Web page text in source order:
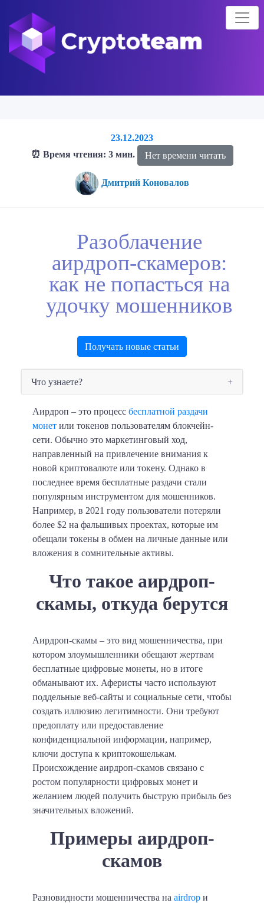
23.12.2023
⏰ Время чтения: 3 мин.
Нет времени читать
Дмитрий Коновалов
аирдроп-скамеров: как не попасться на удочку мошенников
Разоблачение
аирдроп-скамеров:
как не попасться на
удочку мошенников
Получать новые статьи
Что узнаете?
Аирдроп – это процесс бесплатной раздачи
монет или токенов пользователям блокчейн-
сети. Обычно это маркетинговый ход,
направленный на привлечение внимания к
новой криптовалюте или токену. Однако в
последнее время бесплатные раздачи стали
популярным инструментом для мошенников.
Например, в 2021 году пользователи потеряли
более $2 на фальшивых проектах, которые им
обещали токены в обмен на личные данные или
вложения в сомнительные активы.
Что такое аирдроп-
скамы, откуда берутся
Аирдроп-скамы – это вид мошенничества, при
котором злоумышленники обещают жертвам
бесплатные цифровые монеты, но в итоге
обманывают их. Аферисты часто используют
поддельные веб-сайты и социальные сети, чтобы
создать иллюзию легитимности. Они требуют
предоплату или предоставление
конфиденциальной информации, например,
ключи доступа к криптокошелькам.
Происхождение аирдроп-скамов связано с
ростом популярности цифровых монет и
желанием людей получить быструю прибыль без
значительных вложений.
Примеры аирдроп-
скамов
Разновидности мошенничества на airdrop и